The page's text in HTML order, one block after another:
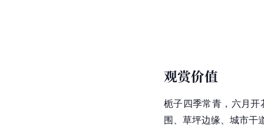
观赏价值
栀子四季常青，六月
围、草坪边缘、城市干